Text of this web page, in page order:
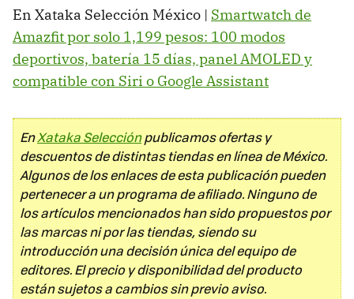
En Xataka Selección México | Smartwatch de
Amazfit por solo 1,199 pesos: 100 modos
deportivos, batería 15 días, panel AMOLED y
compatible con Siri o Google Assistant
EnXataka Selecciónpublicamos ofertas y
descuentos de distintas tiendas en línea de México.
Algunos de los enlaces de esta publicación pueden
pertenecer a un programa de afiliado. Ninguno de
los artículos mencionados han sido propuestos por
las marcas ni por las tiendas, siendo su
introducción una decisión única del equipo de
editores. El precio y disponibilidad del producto
están sujetos a cambios sin previo aviso.